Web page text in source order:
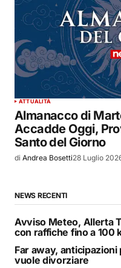
ATTUALITÀ
Almanacco di
Accadde Oggi,
Santo del Giorno
di Andrea Bosetti28 Luglio
NEWS RECENTI
Avviso Meteo, Allerta
con raffiche fino a 100
Far away,
vuole divorziare